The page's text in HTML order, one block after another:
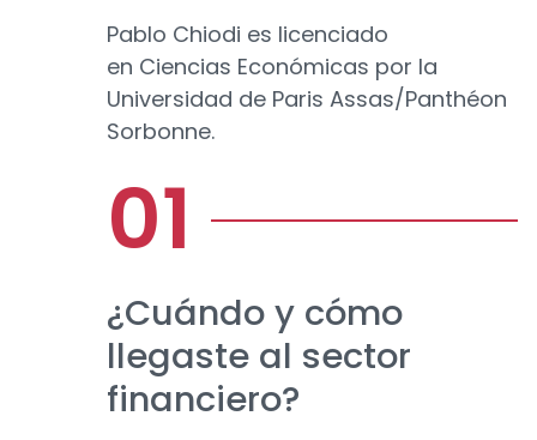
Pablo Chiodi es licenciado
en Ciencias Económicas por la
Universidad de Paris Assas/Panthéon
Sorbonne.
¿Cuándo y cómo
llegaste al sector
financiero?